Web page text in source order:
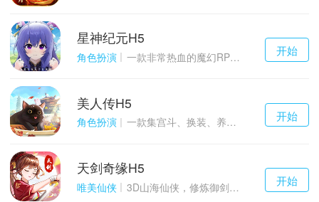
千百度h5
游戏
开始
星神纪元H5
角色扮演 一款非常热血的魔幻RPG游戏
千百度h5
游戏
开始
美人传H5
角色扮演 一款集宫斗、换装、养成等于一体的古装宫廷恋爱手游
千百度h5
游戏
开始
天剑奇缘H5
唯美仙侠 3D山海仙侠，修炼御剑情缘